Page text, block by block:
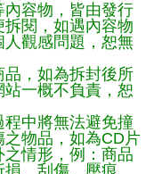
內容物，皆由發行
閱，如遇內容物
觀感問題，恕無
品，如為拆封後所
一概不負責，恕
程中將無法避免撞
物品，如為CD片
情形，例：商品